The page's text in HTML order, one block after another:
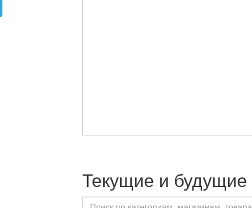
Текущие и будущие